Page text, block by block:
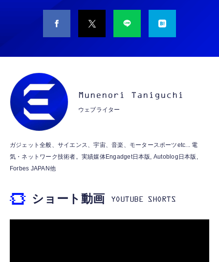
タイプc 寝ホンイヤホン 寝ホン type-c 有線
睡眠用イヤホン 【音質強化バージョン
￥2,199
MFi認証 【ハイレゾ音質】 内蔵DAC 遅延な
し 48ビット/96KHz 音量調節対応
【HIFI音質】iphone イヤホンジャック ライ
トニング イヤホン 変換 MFI認証 4極 内蔵
寝ホン 睡眠用イヤホン 寝ながら 痛くない 超
M10SR AIペット（コミュニケーションロボッ
ト）
ット）
￥53,900
霊界コミュニケーションロボット BAKETAN
WARASHI ばけたん ワラシ 桃 MOMO
【ペットロボット 】lopeto AI robot チャー
ジングベース付き ロペット 充電ベース付き
Munenori Taniguchi
ウェブライター
ガジェット全般、サイエンス、宇宙、音楽、モータースポーツetc... 電
気・ネットワーク技術者。実績媒体Engadget日本版, Autoblog日本版,
Forbes JAPAN他
ショート動画